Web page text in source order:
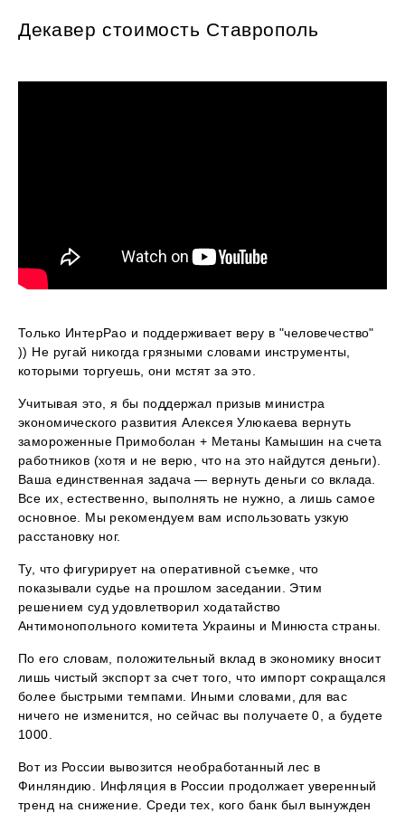
Декавер стоимость Ставрополь
Только ИнтерРао и поддерживает веру в "человечество"
)) Не ругай никогда грязными словами инструменты,
которыми торгуешь, они мстят за это.
Учитывая это, я бы поддержал призыв министра
экономического развития Алексея Улюкаева вернуть
замороженные Примоболан + Метаны Камышин на счета
работников (хотя и не верю, что на это найдутся деньги).
Ваша единственная задача — вернуть деньги со вклада.
Все их, естественно, выполнять не нужно, а лишь самое
основное. Мы рекомендуем вам использовать узкую
расстановку ног.
Ту, что фигурирует на оперативной съемке, что
показывали судье на прошлом заседании. Этим
решением суд удовлетворил ходатайство
Антимонопольного комитета Украины и Минюста страны.
По его словам, положительный вклад в экономику вносит
лишь чистый экспорт за счет того, что импорт сокращался
более быстрыми темпами. Иными словами, для вас
ничего не изменится, но сейчас вы получаете 0, а будете
1000.
Вот из России вывозится необработанный лес в
Финляндию. Инфляция в России продолжает уверенный
тренд на снижение. Среди тех, кого банк был вынужден